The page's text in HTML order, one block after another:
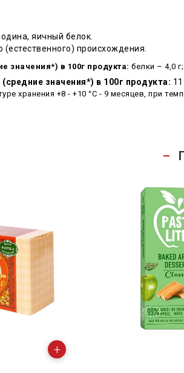
яичный белок.
происхождения.
значения*) в 100г продукта: белки – 4,0
значения*) в 100г продукта:
хранения +8 - +10 °C - 9 месяцев, при